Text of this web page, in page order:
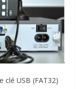
clé USB (FAT32)